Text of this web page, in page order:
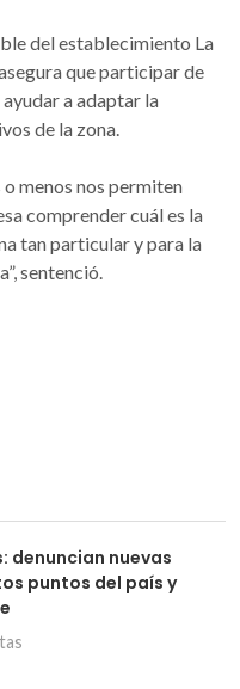
del establecimiento La
que participar de
a adaptar la
de la zona.
menos nos permiten
comprender cuál es la
tan particular y para la
sentenció.
denuncian nuevas
puntos del país y